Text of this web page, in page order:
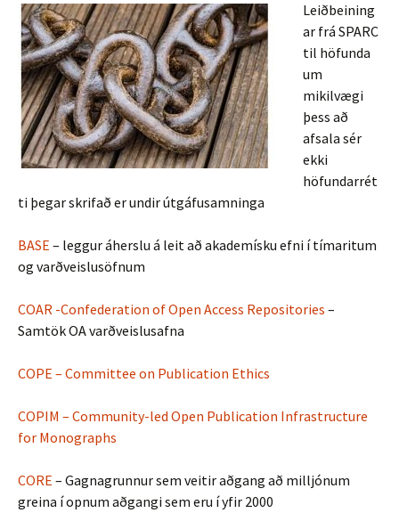
Leiðbeining
ar frá SPARC
til höfunda
um
mikilvægi
þess að
afsala sér
ekki
höfundarrét
ti þegar skrifað er undir útgáfusamninga
BASE – leggur áherslu á leit að akademísku efni í tímaritum
og varðveislusöfnum
COAR -Confederation of Open Access Repositories –
Samtök OA varðveislusafna
COPE – Committee on Publication Ethics
COPIM – Community-led Open Publication Infrastructure
for Monographs
CORE – Gagnagrunnur sem veitir aðgang að milljónum
greina í opnum aðgangi sem eru í yfir 2000